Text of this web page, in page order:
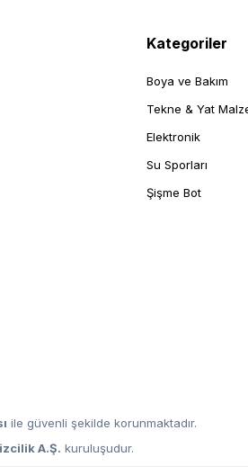
Kategoriler
Boya ve Bakım
Tekne & Yat
Elektronik
Su Sporları
Şişme Bot
ile güvenli şekilde korunmaktadır.
A.Ş. kuruluşudur.